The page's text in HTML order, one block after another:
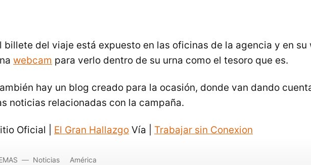
billete del viaje está expuesto en las oficinas de la agencia y en su
webcam para verlo dentro de su urna como el tesoro que es.
hay un blog creado para la ocasión, donde van dando
noticias relacionadas con la campaña.
Oficial | El Gran Hallazgo Vía | Trabajar sin Conexion
Noticias América